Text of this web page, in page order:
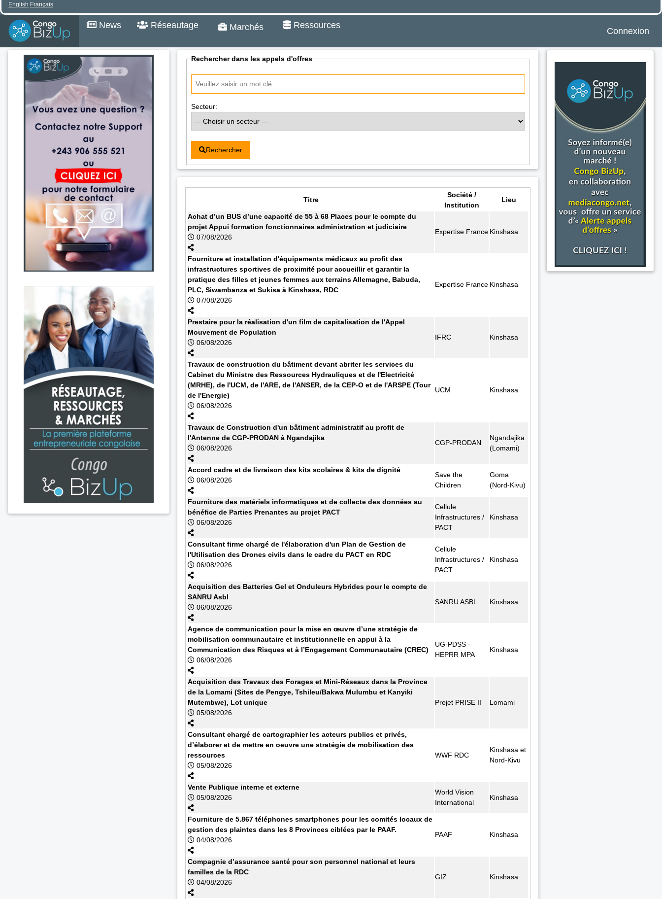
English Français
News Réseautage Marchés Ressources
Connexion
Rechercher dans les appels d'offres
Secteur:
Rechercher
Titre
Société /
Institution
Lieu
Achat d’un BUS d’une capacité de 55 à 68 Places pour le compte du
projet Appui formation fonctionnaires administration et judiciaire
07/08/2026
Expertise France Kinshasa
Fourniture et installation d'équipements médicaux au profit des
infrastructures sportives de proximité pour accueillir et garantir la
pratique des filles et jeunes femmes aux terrains Allemagne, Babuda,
PLC, Siwambanza et Sukisa à Kinshasa, RDC
07/08/2026
Expertise France Kinshasa
Prestaire pour la réalisation d'un film de capitalisation de l'Appel
Mouvement de Population
06/08/2026
IFRC Kinshasa
Travaux de construction du bâtiment devant abriter les services du
Cabinet du Ministre des Ressources Hydrauliques et de l'Electricité
(MRHE), de l'UCM, de l'ARE, de l'ANSER, de la CEP-O et de l'ARSPE (Tour
de l'Energie)
06/08/2026
UCM Kinshasa
Travaux de Construction d'un bâtiment administratif au profit de
l'Antenne de CGP-PRODAN à Ngandajika
06/08/2026
CGP-PRODAN
Ngandajika
(Lomami)
Accord cadre et de livraison des kits scolaires & kits de dignité
06/08/2026
Save the
Children
Goma
(Nord-Kivu)
Fourniture des matériels informatiques et de collecte des données au
bénéfice de Parties Prenantes au projet PACT
06/08/2026
Cellule
Infrastructures /
PACT
Kinshasa
Consultant firme chargé de l'élaboration d'un Plan de Gestion de
l'Utilisation des Drones civils dans le cadre du PACT en RDC
06/08/2026
Cellule
Infrastructures /
PACT
Kinshasa
Acquisition des Batteries Gel et Onduleurs Hybrides pour le compte de
SANRU Asbl
06/08/2026
SANRU ASBL Kinshasa
Agence de communication pour la mise en œuvre d’une stratégie de
mobilisation communautaire et institutionnelle en appui à la
Communication des Risques et à l’Engagement Communautaire (CREC)
06/08/2026
UG-PDSS -
HEPRR MPA
Kinshasa
Acquisition des Travaux des Forages et Mini-Réseaux dans la Province
de la Lomami (Sites de Pengye, Tshileu/Bakwa Mulumbu et Kanyiki
Mutembwe), Lot unique
05/08/2026
Projet PRISE II Lomami
Consultant chargé de cartographier les acteurs publics et privés,
d’élaborer et de mettre en oeuvre une stratégie de mobilisation des
ressources
05/08/2026
WWF RDC
Kinshasa et
Nord-Kivu
Vente Publique interne et externe
05/08/2026
World Vision
International
Kinshasa
Fourniture de 5.867 téléphones smartphones pour les comités locaux de
gestion des plaintes dans les 8 Provinces ciblées par le PAAF.
04/08/2026
PAAF Kinshasa
Compagnie d’assurance santé pour son personnel national et leurs
familles de la RDC
04/08/2026
GIZ Kinshasa